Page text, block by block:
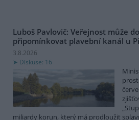
Luboš Pavlovič: Veřejnost může
připomínkovat plavební kanál u
3.8.2026
Diskuse: 16
miliardy korun, který má prodloužit